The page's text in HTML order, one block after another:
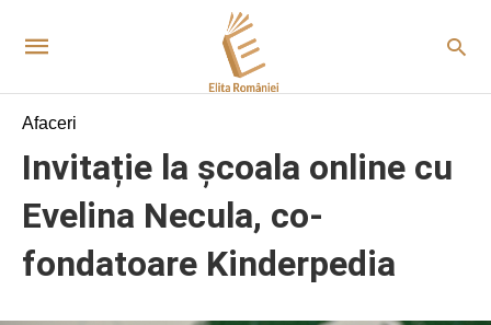
Afaceri
Invitație la școala online cu
Evelina Necula, co-
fondatoare Kinderpedia